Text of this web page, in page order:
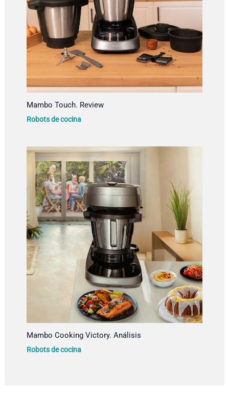
Mambo Touch. Review
Robots de cocina
Mambo Cooking Victory. Análisis
Robots de cocina